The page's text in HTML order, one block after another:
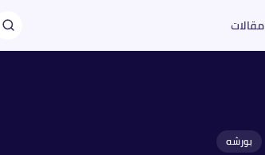
مقالات
بورشه